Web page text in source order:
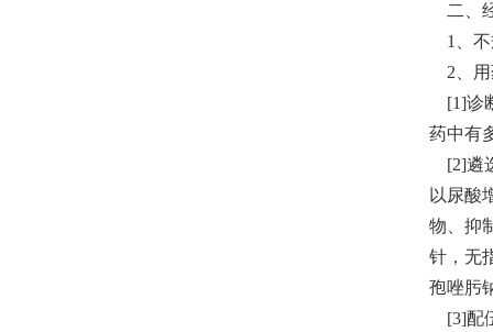
二、
1、不
2、用
[1]诊
药中有
[2]遴
以尿酸
物、抑
针，无
孢唑肟
[3]配